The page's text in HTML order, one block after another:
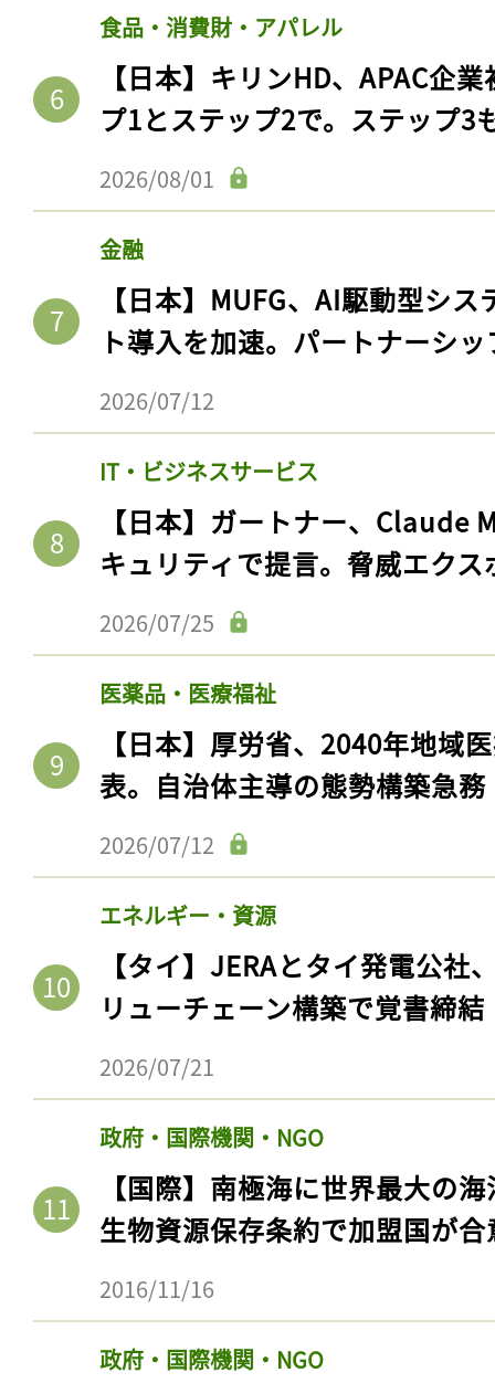
食品・消費財・アパレル
【日本】キリンHD、APAC企
プ1とステップ2で。ステップ3
2026/08/01
金融
【日本】MUFG、AI駆動型シ
ト導入を加速。パートナーシ
2026/07/12
IT・ビジネスサービス
【日本】ガートナー、Claude
キュリティで提言。脅威エク
2026/07/25
医薬品・医療福祉
【日本】厚労省、2040年地域
表。自治体主導の態勢構築急務
2026/07/12
エネルギー・資源
【タイ】JERAとタイ発電公社
リューチェーン構築で覚書締結
2026/07/21
政府・国際機関・NGO
【国際】南極海に世界最大の
生物資源保存条約で加盟国が合
2016/11/16
政府・国際機関・NGO